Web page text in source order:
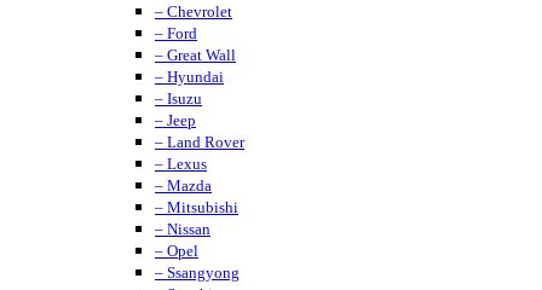
– Chevrolet
– Ford
– Great Wall
– Hyundai
– Isuzu
– Jeep
– Land Rover
– Lexus
– Mazda
– Mitsubishi
– Nissan
– Opel
– Ssangyong